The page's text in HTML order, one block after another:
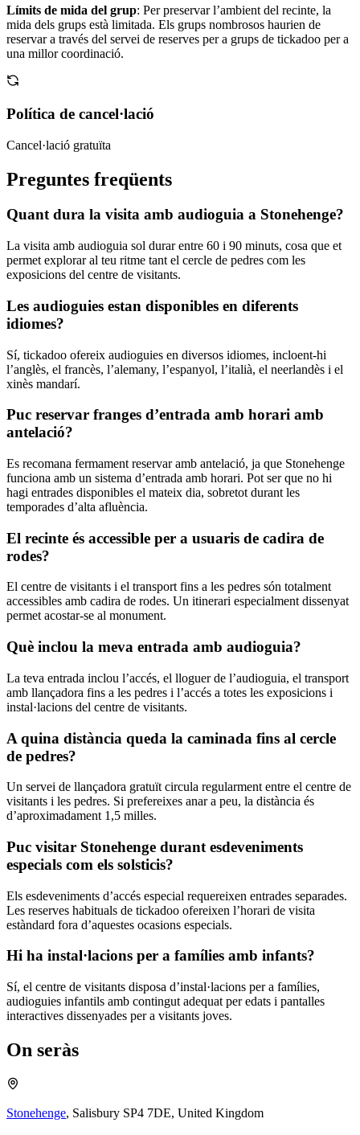
Límits de mida del grup: Per preservar l’ambient del recinte, la
mida dels grups està limitada. Els grups nombrosos haurien de
reservar a través del servei de reserves per a grups de tickadoo per a
una millor coordinació.
Política de cancel·lació
Cancel·lació gratuïta
Preguntes freqüents
Quant dura la visita amb audioguia a Stonehenge?
La visita amb audioguia sol durar entre 60 i 90 minuts, cosa que et
permet explorar al teu ritme tant el cercle de pedres com les
exposicions del centre de visitants.
Les audioguies estan disponibles en diferents
idiomes?
Sí, tickadoo ofereix audioguies en diversos idiomes, incloent-hi
l’anglès, el francès, l’alemany, l’espanyol, l’italià, el neerlandès i el
xinès mandarí.
Puc reservar franges d’entrada amb horari amb
antelació?
Es recomana fermament reservar amb antelació, ja que Stonehenge
funciona amb un sistema d’entrada amb horari. Pot ser que no hi
hagi entrades disponibles el mateix dia, sobretot durant les
temporades d’alta afluència.
El recinte és accessible per a usuaris de cadira de
rodes?
El centre de visitants i el transport fins a les pedres són totalment
accessibles amb cadira de rodes. Un itinerari especialment dissenyat
permet acostar-se al monument.
Què inclou la meva entrada amb audioguia?
La teva entrada inclou l’accés, el lloguer de l’audioguia, el transport
amb llançadora fins a les pedres i l’accés a totes les exposicions i
instal·lacions del centre de visitants.
A quina distància queda la caminada fins al cercle
de pedres?
Un servei de llançadora gratuït circula regularment entre el centre de
visitants i les pedres. Si prefereixes anar a peu, la distància és
d’aproximadament 1,5 milles.
Puc visitar Stonehenge durant esdeveniments
especials com els solsticis?
Els esdeveniments d’accés especial requereixen entrades separades.
Les reserves habituals de tickadoo ofereixen l’horari de visita
estàndard fora d’aquestes ocasions especials.
Hi ha instal·lacions per a famílies amb infants?
Sí, el centre de visitants disposa d’instal·lacions per a famílies,
audioguies infantils amb contingut adequat per edats i pantalles
interactives dissenyades per a visitants joves.
On seràs
Stonehenge, Salisbury SP4 7DE, United Kingdom